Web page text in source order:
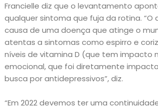
Francielle diz que o levantamento
qualquer sintoma que fuja da rotina.
causa de uma doença que atinge o
atentas a sintomas como espirro e
níveis de vitamina D (que tem impacto
emocional, que foi diretamente
busca por antidepressivos”, diz.
“Em 2022 devemos ter uma